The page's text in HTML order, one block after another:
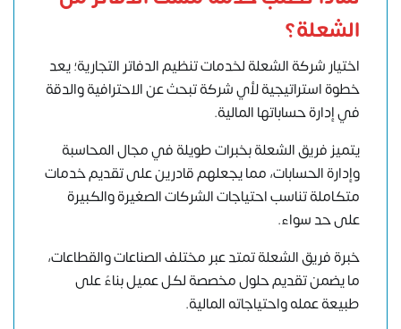
الشعلة؟
اختيار شركة الشعلة لخدمات تنظيم الدفاتر التجارية؛ يعد
خطوة استراتيجية لأي شركة تبحث عن الاحترافية والدقة
في إدارة حساباتها المالية.
يتميز فريق الشعلة بخبرات طويلة في مجال المحاسبة
وإدارة الحسابات، مما يجعلهم قادرين على تقديم خدمات
متكاملة تناسب احتياجات الشركات الصغيرة والكبيرة
على حد سواء.
خبرة فريق الشعلة تمتد عبر مختلف الصناعات والقطاعات،
ما يضمن تقديم حلول مخصصة لكل عميل بناءً على
طبيعة عمله واحتياجاته المالية.